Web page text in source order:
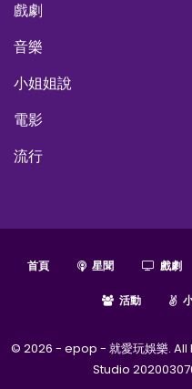
戲劇
音樂
小姐姐說
電影
流行
首頁 星聞 戲劇
活動
© 2026 - epop - 就愛玩娛樂.
Studio